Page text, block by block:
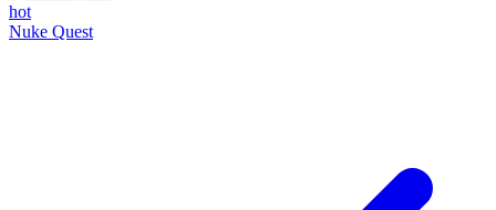
hot
Nuke Quest